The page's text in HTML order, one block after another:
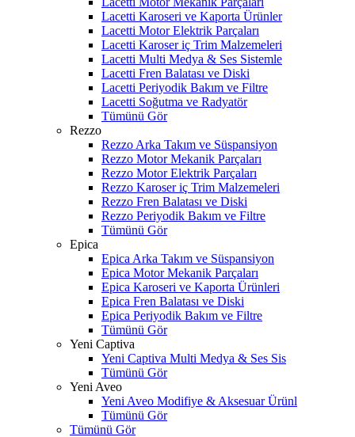
Lacetti Karoseri ve Kaporta Ürünler
Lacetti Motor Elektrik Parçaları
Lacetti Karoser iç Trim Malzemeleri
Lacetti Multi Medya & Ses Sistemle
Lacetti Fren Balatası ve Diski
Lacetti Periyodik Bakım ve Filtre
Lacetti Soğutma ve Radyatör
Tümünü Gör
Rezzo
Rezzo Arka Takım ve Süspansiyon
Rezzo Motor Mekanik Parçaları
Rezzo Motor Elektrik Parçaları
Rezzo Karoser iç Trim Malzemeleri
Rezzo Fren Balatası ve Diski
Rezzo Periyodik Bakım ve Filtre
Tümünü Gör
Epica
Epica Arka Takım ve Süspansiyon
Epica Motor Mekanik Parçaları
Epica Karoseri ve Kaporta Ürünleri
Epica Fren Balatası ve Diski
Epica Periyodik Bakım ve Filtre
Tümünü Gör
Yeni Captiva
Yeni Captiva Multi Medya & Ses Sis
Tümünü Gör
Yeni Aveo
Yeni Aveo Modifiye & Aksesuar Ürünl
Tümünü Gör
Tümünü Gör